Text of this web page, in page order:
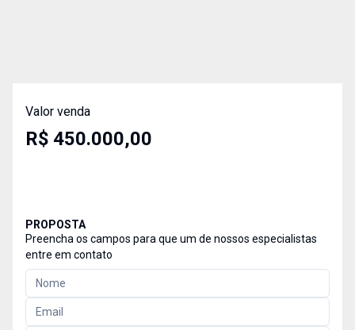
Valor venda
R$ 450.000,00
PROPOSTA
Preencha os campos para que um de nossos especialistas
entre em contato